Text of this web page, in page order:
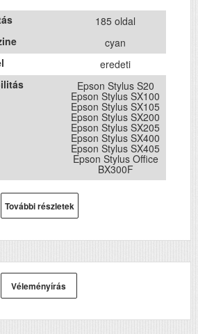
185 oldal
cyan
eredeti
Epson Stylus S20
Epson Stylus SX100
Epson Stylus SX105
Epson Stylus SX200
Epson Stylus SX205
Epson Stylus SX400
Epson Stylus SX405
Epson Stylus Office
BX300F
További részletek
Véleményírás